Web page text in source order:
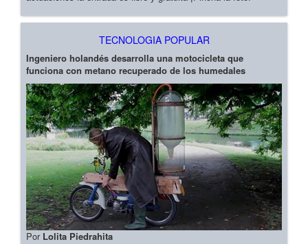
TECNOLOGIA POPULAR
Ingeniero holandés desarrolla una motocicleta que
funciona con metano recuperado de los humedales
Por Lolita Piedrahita